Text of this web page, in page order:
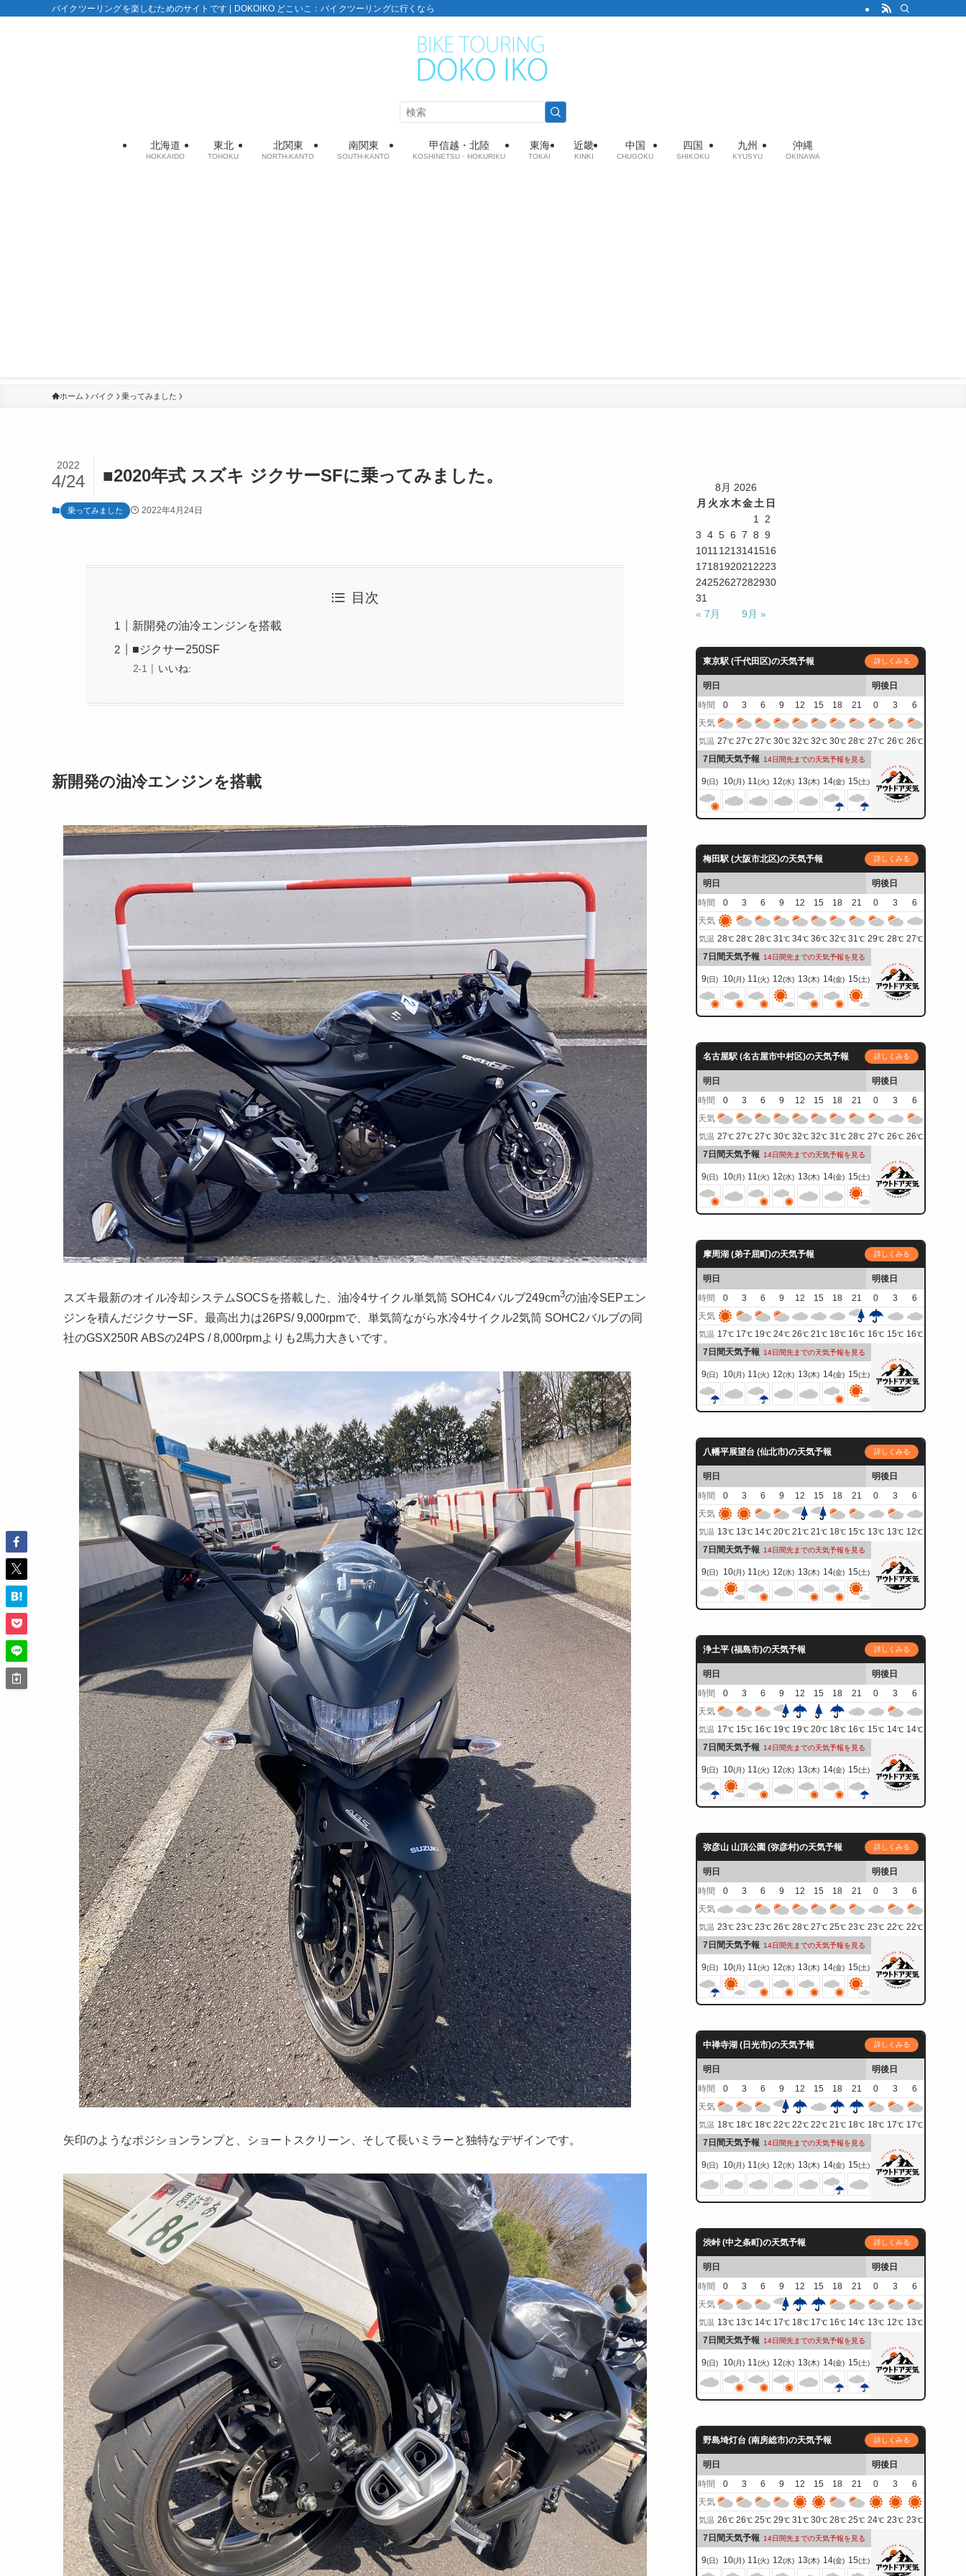
バイクツーリングを楽しむためのサイトです | DOKOIKO どこいこ：バイクツーリングに行くなら
北海道
HOKKAIDO
東北
TOHOKU
北関東
NORTH-KANTO
南関東
SOUTH-KANTO
甲信越・北陸
KOSHINETSU・HOKURIKU
東海
TOKAI
近畿
KINKI
中国
CHUGOKU
四国
SHIKOKU
九州
KYUSYU
沖縄
OKINAWA
ホーム バイク 乗ってみました
■2020年式 スズキ ジクサーSFに乗ってみました。
2022
4/24
乗ってみました 2022年4月24日
目次
新開発の油冷エンジンを搭載
■ジクサー250SF
いいね:
新開発の油冷エンジンを搭載
スズキ最新のオイル冷却システムSOCSを搭載した、油冷4サイクル単気筒 SOHC4バルブ249cm3の油冷SEPエン
ジンを積んだジクサーSF。最高出力は26PS/ 9,000rpmで、単気筒ながら水冷4サイクル2気筒 SOHC2バルブの同
社のGSX250R ABSの24PS / 8,000rpmよりも2馬力大きいです。
矢印のようなポジションランプと、ショートスクリーン、そして長いミラーと独特なデザインです。
8月 2026
月 火水木金土 日
1
2
3 4 5 6 7 8 9
1011 1213141516
1718192021 2223
24252627282930
31
« 7月
9月 »
東京駅 (千代田区)の天気予報 詳しくみる
明日
明後日
時間
0 3 6 9 12 15 18 21 0 3
6
天気
気温 27℃ 27℃ 27℃ 30℃ 32℃ 32℃ 30℃ 28℃ 27℃ 26℃ 26℃
7日間天気予報 14日間先までの天気予報を見る
9(日) 10(月) 11(火) 12(水) 13(木) 14(金) 15(土)
梅田駅 (大阪市北区)の天気予報 詳しくみる
明日
明後日
時間
0 3 6 9 12 15 18 21 0 3
6
天気
気温 28℃ 28℃ 28℃ 31℃ 34℃ 36℃ 32℃ 31℃ 29℃ 28℃ 27℃
7日間天気予報 14日間先までの天気予報を見る
9(日) 10(月) 11(火) 12(水) 13(木) 14(金) 15(土)
名古屋駅 (名古屋市中村区)の天気予報 詳しくみる
明日
明後日
時間
0 3 6 9 12 15 18 21 0 3
6
天気
気温 27℃ 27℃ 27℃ 30℃ 32℃ 32℃ 31℃ 28℃ 27℃ 26℃ 26℃
7日間天気予報 14日間先までの天気予報を見る
9(日) 10(月) 11(火) 12(水) 13(木) 14(金) 15(土)
摩周湖 (弟子屈町)の天気予報 詳しくみる
明日
明後日
時間
0 3 6 9 12 15 18 21 0 3
6
天気
気温 17℃ 17℃ 19℃ 24℃ 26℃ 21℃ 18℃ 16℃ 16℃ 15℃ 16℃
7日間天気予報 14日間先までの天気予報を見る
9(日) 10(月) 11(火) 12(水) 13(木) 14(金) 15(土)
八幡平展望台 (仙北市)の天気予報 詳しくみる
明日
明後日
時間
0 3 6 9 12 15 18 21 0 3
6
天気
気温 13℃ 13℃ 14℃ 20℃ 21℃ 21℃ 18℃ 15℃ 13℃ 13℃ 12℃
7日間天気予報 14日間先までの天気予報を見る
9(日) 10(月) 11(火) 12(水) 13(木) 14(金) 15(土)
浄土平 (福島市)の天気予報 詳しくみる
明日
明後日
時間
0 3 6 9 12 15 18 21 0 3
6
天気
気温 17℃ 15℃ 16℃ 19℃ 19℃ 20℃ 18℃ 16℃ 15℃ 14℃ 14℃
7日間天気予報 14日間先までの天気予報を見る
9(日) 10(月) 11(火) 12(水) 13(木) 14(金) 15(土)
弥彦山 山頂公園 (弥彦村)の天気予報 詳しくみる
明日
明後日
時間
0 3 6 9 12 15 18 21 0 3
6
天気
気温 23℃ 23℃ 23℃ 26℃ 28℃ 27℃ 25℃ 23℃ 23℃ 22℃ 22℃
7日間天気予報 14日間先までの天気予報を見る
9(日) 10(月) 11(火) 12(水) 13(木) 14(金) 15(土)
中禅寺湖 (日光市)の天気予報 詳しくみる
明日
明後日
時間
0 3 6 9 12 15 18 21 0 3
6
天気
気温 18℃ 18℃ 18℃ 22℃ 22℃ 22℃ 21℃ 18℃ 18℃ 17℃ 17℃
7日間天気予報 14日間先までの天気予報を見る
9(日) 10(月) 11(火) 12(水) 13(木) 14(金) 15(土)
渋峠 (中之条町)の天気予報 詳しくみる
明日
明後日
時間
0 3 6 9 12 15 18 21 0 3
6
天気
気温 13℃ 13℃ 14℃ 17℃ 18℃ 17℃ 16℃ 14℃ 13℃ 12℃ 13℃
7日間天気予報 14日間先までの天気予報を見る
9(日) 10(月) 11(火) 12(水) 13(木) 14(金) 15(土)
野島埼灯台 (南房総市)の天気予報 詳しくみる
明日
明後日
時間
0 3 6 9 12 15 18 21 0 3
6
天気
気温 26℃ 26℃ 25℃ 29℃ 31℃ 30℃ 28℃ 25℃ 24℃ 23℃ 23℃
7日間天気予報 14日間先までの天気予報を見る
9(日) 10(月) 11(火) 12(水) 13(木) 14(金) 15(土)